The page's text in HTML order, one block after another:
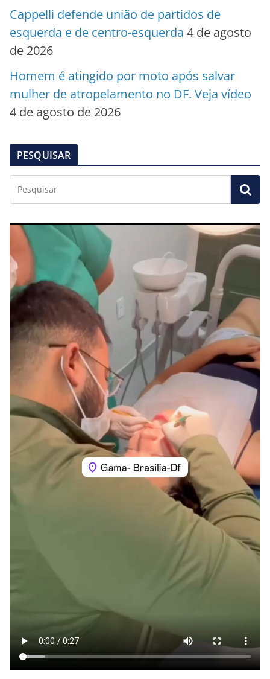
Cappelli defende união de partidos de
esquerda e de centro-esquerda 4 de agosto
de 2026
Homem é atingido por moto após salvar
mulher de atropelamento no DF. Veja vídeo
4 de agosto de 2026
PESQUISAR